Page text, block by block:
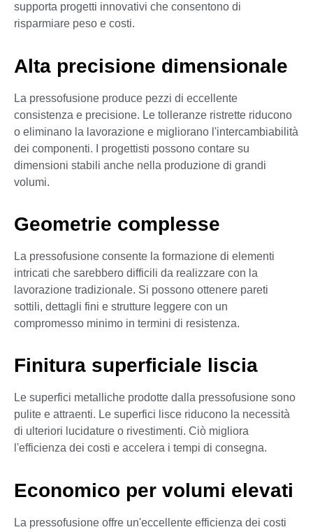
supporta progetti innovativi che consentono di
risparmiare peso e costi.
Alta precisione dimensionale
La pressofusione produce pezzi di eccellente
consistenza e precisione. Le tolleranze ristrette riducono
o eliminano la lavorazione e migliorano l'intercambiabilità
dei componenti. I progettisti possono contare su
dimensioni stabili anche nella produzione di grandi
volumi.
Geometrie complesse
La pressofusione consente la formazione di elementi
intricati che sarebbero difficili da realizzare con la
lavorazione tradizionale. Si possono ottenere pareti
sottili, dettagli fini e strutture leggere con un
compromesso minimo in termini di resistenza.
Finitura superficiale liscia
Le superfici metalliche prodotte dalla pressofusione sono
pulite e attraenti. Le superfici lisce riducono la necessità
di ulteriori lucidature o rivestimenti. Ciò migliora
l'efficienza dei costi e accelera i tempi di consegna.
Economico per volumi elevati
La pressofusione offre un'eccellente efficienza dei costi